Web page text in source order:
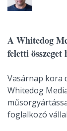
A Whitedog
feletti összeget
Vasárnap kora
Whitedog
foglalkozó